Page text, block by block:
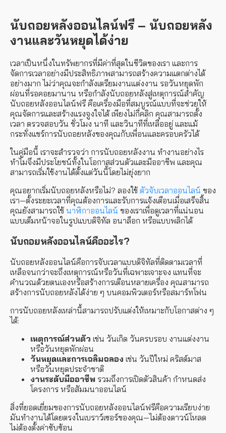
นับถอยหลังออนไลน์ฟรี – นับถอยหลัง
งานและวันหยุดได้ง่าย
เวลาเป็นหนึ่งในทรัพยากรที่มีค่าที่สุดในชีวิตของเรา และการ
จัดการเวลาอย่างมีประสิทธิภาพสามารถสร้างความแตกต่างได้
อย่างมาก ไม่ว่าคุณจะกำลังเตรียมงานแต่งงาน รอวันหยุดพัก
ผ่อนที่รอคอยมานาน หรือกำลังนับถอยหลังสู่เหตุการณ์สำคัญ
นับถอยหลังออนไลน์ฟรี คือเครื่องมือที่สมบูรณ์แบบที่จะช่วยให้
คุณจัดการและสร้างแรงจูงใจได้ เพียงไม่กี่คลิก คุณสามารถตั้ง
เวลา ตรวจสอบวัน ชั่วโมง นาที และวินาทีที่เหลืออยู่ และแม้
กระทั่งแชร์การนับถอยหลังของคุณกับเพื่อนและครอบครัวได้
ในคู่มือนี้ เราจะสำรวจว่า การนับถอยหลังงาน ทำงานอย่างไร
ทำไมจึงมีประโยชน์ทั้งในโอกาสส่วนตัวและมืออาชีพ และคุณ
สามารถเริ่มใช้งานได้ตั้งแต่วันนี้โดยไม่ยุ่งยาก
คุณอยากเริ่มนับถอยหลังหรือไม่? ลองใช้ ตัวจับเวลาออนไลน์ ของ
เรา—ตั้งระยะเวลาที่คุณต้องการและรับการแจ้งเตือนเมื่อเสร็จสิ้น
คุณยังสามารถใช้ นาฬิกาออนไลน์ ของเราเพื่อดูเวลาที่แน่นอน
แบบเต็มหน้าจอในรูปแบบดิจิทัล อนาล็อก หรือแบบพลิกได้
นับถอยหลังออนไลน์คืออะไร?
นับถอยหลังออนไลน์คือการจับเวลาแบบดิจิทัลที่ติดตามเวลาที่
เหลือจนกว่าจะถึงเหตุการณ์หรือวันที่เฉพาะเจาะจง แทนที่จะ
คำนวณด้วยตนเองหรือสร้างการเตือนหลายเครื่อง คุณสามารถ
สร้างการนับถอยหลังได้ง่าย ๆ บนคอมพิวเตอร์หรือสมาร์ทโฟน
การนับถอยหลังเหล่านี้สามารถปรับแต่งให้เหมาะกับโอกาสต่าง ๆ
ได้:
เหตุการณ์ส่วนตัว เช่น วันเกิด วันครบรอบ งานแต่งงาน
หรือวันหยุดพักผ่อน
วันหยุดและการเฉลิมฉลอง เช่น วันปีใหม่ คริสต์มาส
หรือวันหยุดประจำชาติ
งานระดับมืออาชีพ รวมถึงการเปิดตัวสินค้า กำหนดส่ง
โครงการ หรือสัมมนาออนไลน์
สิ่งที่ยอดเยี่ยมของการนับถอยหลังออนไลน์ฟรีคือความเรียบง่าย
มันทำงานได้โดยตรงในเบราว์เซอร์ของคุณ—ไม่ต้องดาวน์โหลด
ไม่ต้องตั้งค่าซับซ้อน